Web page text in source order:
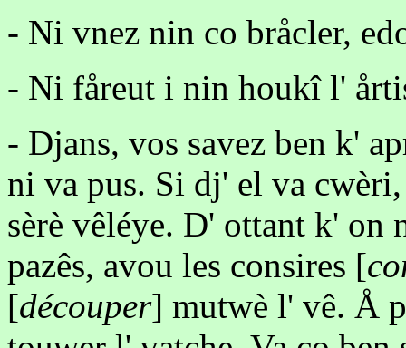
- Ni vnez nin co bråcler,
- Ni fåreut i nin houkî l'
- Djans, vos savez ben k'
ni va pus. Si dj' el va
sèrè vêléye. D' ottant k' on
pazês, avou les consires [
[découper] mutwè l' vê. Å